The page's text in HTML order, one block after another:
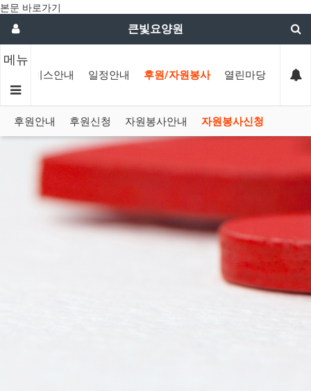
본문 바로가기
큰빛요양원
메뉴
서비스안내 일정안내 후원/자원봉사 열린마당
후원안내 후원신청 자원봉사안내 자원봉사신청